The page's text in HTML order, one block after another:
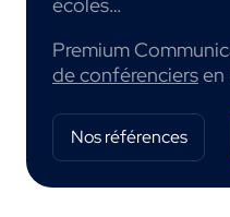
Premium
de conférenciersen
Nos références